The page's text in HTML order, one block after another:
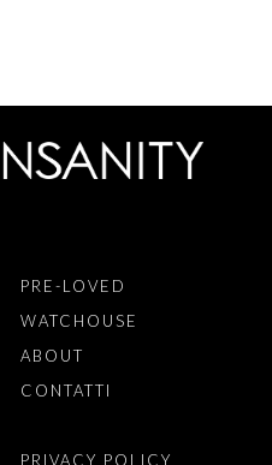
PRE-LOVED
WATCHOUSE
ABOUT
CONTATTI
PRIVACY POLICY